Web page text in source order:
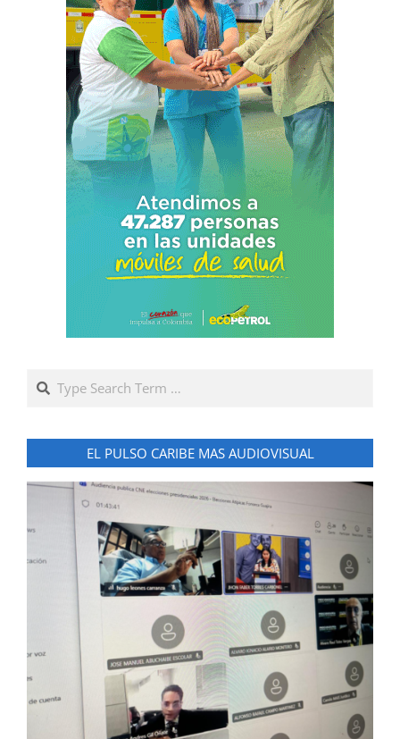
Search
EL PULSO CARIBE MAS AUDIOVISUAL